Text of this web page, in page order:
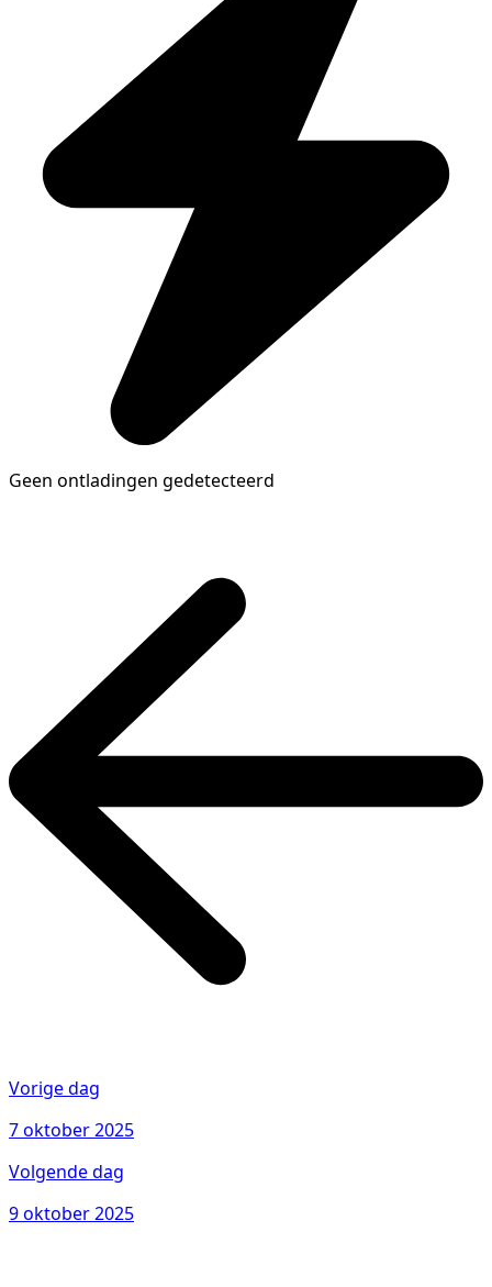
Geen ontladingen gedetecteerd
Vorige dag
7 oktober 2025
Volgende dag
9 oktober 2025